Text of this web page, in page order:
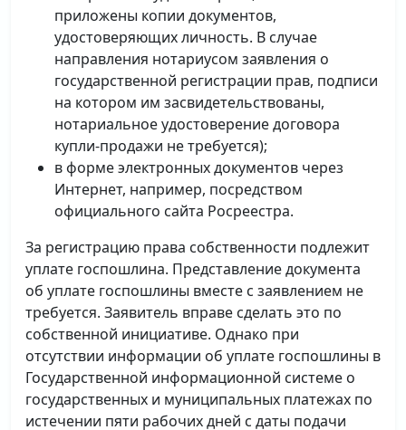
приложены копии документов,
удостоверяющих личность. В случае
направления нотариусом заявления о
государственной регистрации прав, подписи
на котором им засвидетельствованы,
нотариальное удостоверение договора
купли-продажи не требуется);
в форме электронных документов через
Интернет, например, посредством
официального сайта Росреестра.
За регистрацию права собственности подлежит
уплате госпошлина. Представление документа
об уплате госпошлины вместе с заявлением не
требуется. Заявитель вправе сделать это по
собственной инициативе. Однако при
отсутствии информации об уплате госпошлины в
Государственной информационной системе о
государственных и муниципальных платежах по
истечении пяти рабочих дней с даты подачи